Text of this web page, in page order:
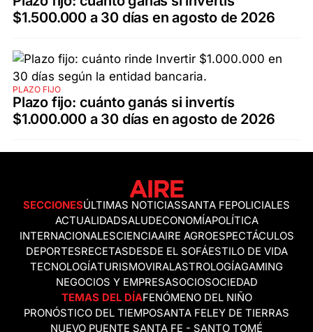
$1.500.000 a 30 días en agosto de 2026
PLAZO FIJO
Plazo fijo: cuánto ganás si invertís
$1.000.000 a 30 días en agosto de 2026
SECCIONESÚLTIMAS NOTICIASSANTA FEPOLICIALES
ACTUALIDADSALUDECONOMÍAPOLÍTICA
INTERNACIONALESCIENCIAAIRE AGROESPECTÁCULOS
DEPORTESRECETASDESDE EL SOFÁESTILO DE VIDA
TECNOLOGÍATURISMOVIRALASTROLOGÍAGAMING
NEGOCIOS Y EMPRESASOCIOSOCIEDAD
TEMAS DEL DÍAFENÓMENO DEL NIÑO
PRONÓSTICO DEL TIEMPOSANTA FELEY DE TIERRAS
NUEVO PUENTE SANTA FE - SANTO TOMÉ